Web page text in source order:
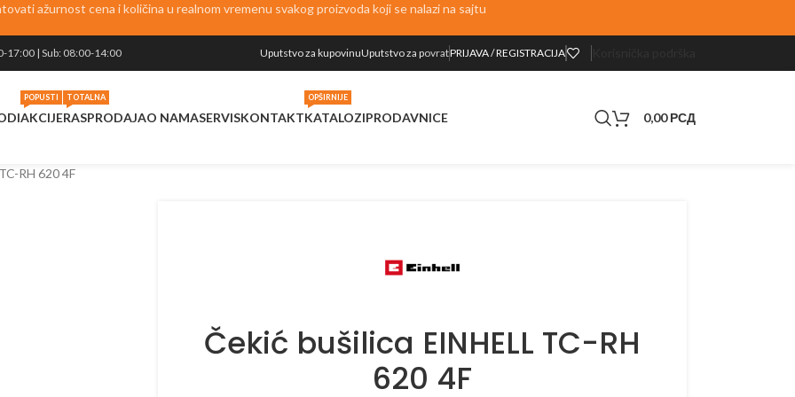
ažurnost cena i količina u realnom vremenu svakog proizvoda koji se nalazi na sajtu
17:00 | Sub: 08:00-14:00 Uputstvo za kupovinuUputstvo za povratPRIJAVA / REGISTRACIJA
AKCIJE
POPUSTI
RASPRODAJA
TOTALNA
O NAMASERVISKONTAKTKATALOZI
OPŠIRNIJE
PRODAVNICE 0,00РСД
RH 620 4F
Čekić bušilica EINHELL TC-RH
620 4F